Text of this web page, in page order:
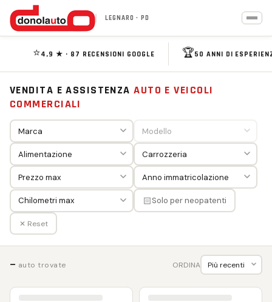
LEGNARO · PD
⭐4,9 ★ · 87 RECENSIONI GOOGLE 🏆50 ANNI DI
VENDITA E ASSISTENZAAUTO E VEICOLI
COMMERCIALI
🏻Solo per neopatenti
✕ Reset
— auto trovate ORDINA